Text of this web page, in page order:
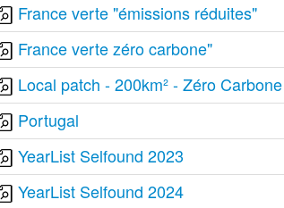
France verte "émissions réduites"
France verte zéro carbone"
Local patch - 200km² - Zéro Carbone
Portugal
YearList Selfound 2023
YearList Selfound 2024